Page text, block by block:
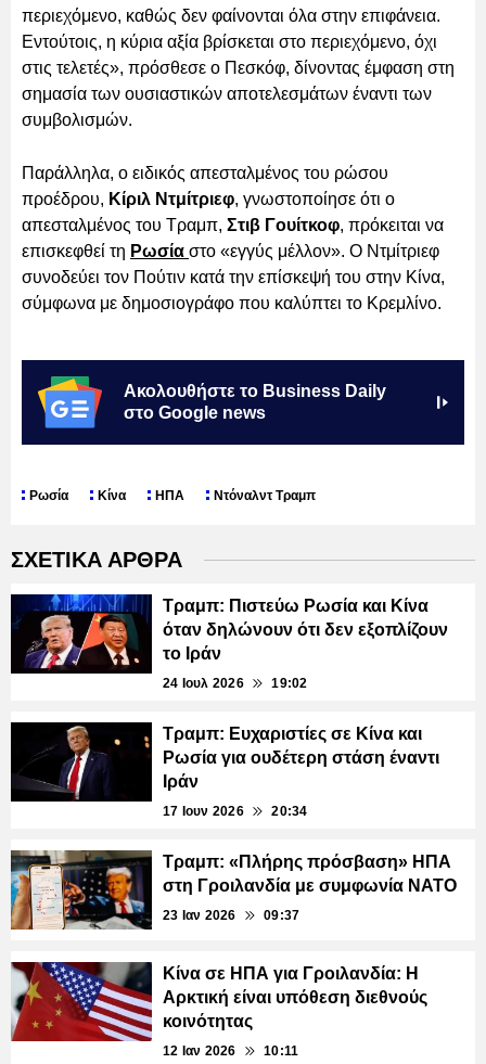
περιεχόμενο, καθώς δεν φαίνονται όλα στην επιφάνεια.
Εντούτοις, η κύρια αξία βρίσκεται στο περιεχόμενο, όχι
στις τελετές», πρόσθεσε ο Πεσκόφ, δίνοντας έμφαση στη
σημασία των ουσιαστικών αποτελεσμάτων έναντι των
συμβολισμών.
Παράλληλα, ο ειδικός απεσταλμένος του ρώσου
προέδρου, Κίριλ Ντμίτριεφ, γνωστοποίησε ότι ο
απεσταλμένος του Τραμπ, Στιβ Γουίτκοφ, πρόκειται να
επισκεφθεί τη Ρωσία στο «εγγύς μέλλον». Ο Ντμίτριεφ
συνοδεύει τον Πούτιν κατά την επίσκεψή του στην Κίνα,
σύμφωνα με δημοσιογράφο που καλύπτει το Κρεμλίνο.
Ακολουθήστε το Business Daily
στο Google news
Ρωσία Κίνα ΗΠΑ Ντόναλντ Τραμπ
ΣΧΕΤΙΚΑ ΑΡΘΡΑ
Τραμπ: Πιστεύω Ρωσία και Κίνα
όταν δηλώνουν ότι δεν εξοπλίζουν
το Ιράν
24 Ιουλ 2026 19:02
Τραμπ: Ευχαριστίες σε Κίνα και
Ρωσία για ουδέτερη στάση έναντι
Ιράν
17 Ιουν 2026 20:34
Τραμπ: «Πλήρης πρόσβαση» ΗΠΑ
στη Γροιλανδία με συμφωνία ΝΑΤΟ
23 Ιαν 2026 09:37
Κίνα σε ΗΠΑ για Γροιλανδία: Η
Αρκτική είναι υπόθεση διεθνούς
κοινότητας
12 Ιαν 2026 10:11